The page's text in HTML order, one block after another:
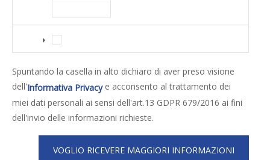
Spuntando la casella in alto dichiaro di aver preso visione
dell'Informativa Privacye acconsento al trattamento dei
miei dati personali ai sensi dell'art.13 GDPR 679/2016 ai fini
dell'invio delle informazioni richieste.